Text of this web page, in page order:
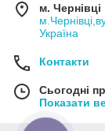
м. Чернівці
Україна
Контакти
Сьогодні
Показати